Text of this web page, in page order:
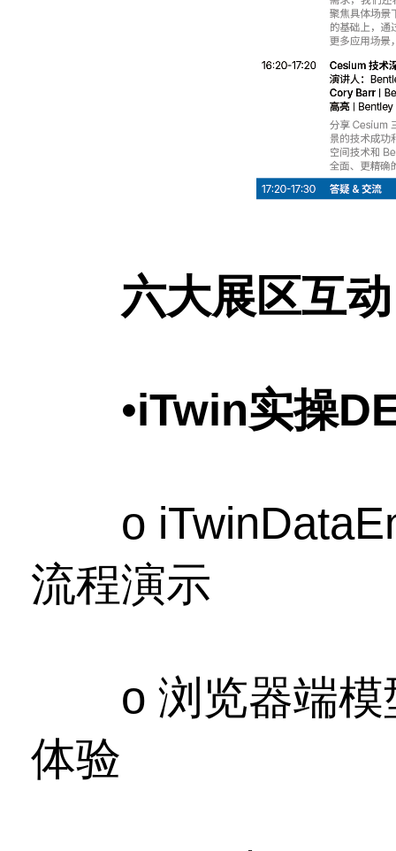
六大展区互动
•iTwin实操
o
流程演示
o 浏览器端模
体验